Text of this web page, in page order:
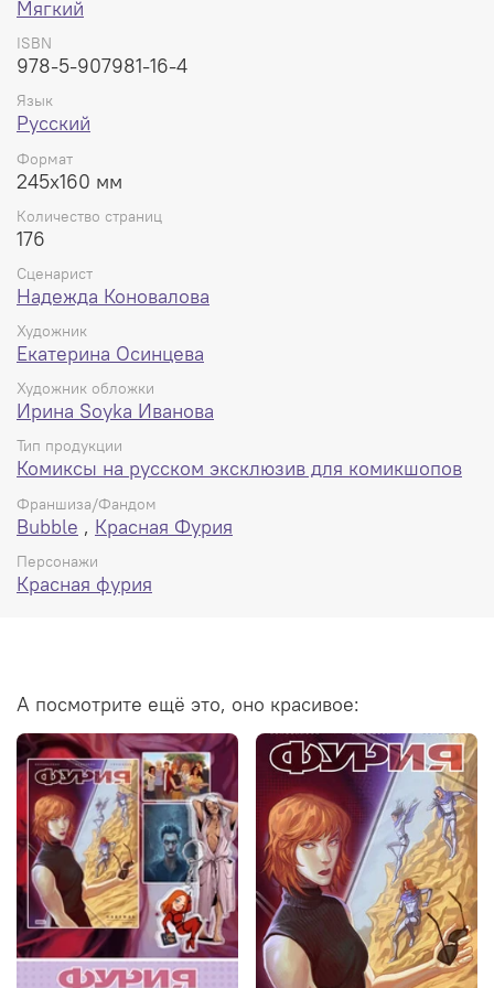
друзья и даже маленькая дочка Надя готовы прийти на
помощь!
Встречайте новую книгу «Фурия. Книга 1. Надежда» —
долгожданное продолжение истории Ники Чайкиной,
идеальное для знакомства с культовой героиней и
Количество страниц: 176.
Мягкий
ISBN
978-5-907981-16-4
Язык
Русский
Формат
245x160 мм
Количество страниц
176
Сценарист
Надежда Коновалова
Художник
Екатерина Осинцева
Художник обложки
Ирина Soyka Иванова
Тип продукции
Комиксы на русском эксклюзив для комикшопов
Франшиза/Фандом
Bubble , Красная Фурия
Персонажи
Красная фурия
А посмотрите ещё это, оно красивое: